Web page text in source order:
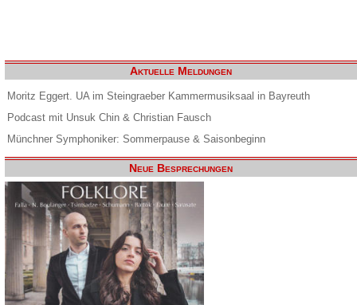
Aktuelle Meldungen
Moritz Eggert. UA im Steingraeber Kammermusiksaal in Bayreuth
Podcast mit Unsuk Chin & Christian Fausch
Münchner Symphoniker: Sommerpause & Saisonbeginn
Neue Besprechungen